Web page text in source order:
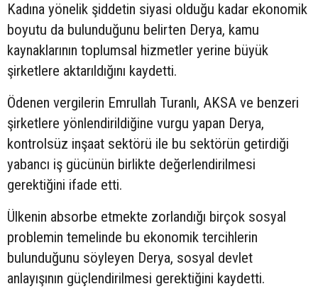
Kadına yönelik şiddetin siyasi olduğu kadar ekonomik
boyutu da bulunduğunu belirten Derya, kamu
kaynaklarının toplumsal hizmetler yerine büyük
şirketlere aktarıldığını kaydetti.
Ödenen vergilerin Emrullah Turanlı, AKSA ve benzeri
şirketlere yönlendirildiğine vurgu yapan Derya,
kontrolsüz inşaat sektörü ile bu sektörün getirdiği
yabancı iş gücünün birlikte değerlendirilmesi
gerektiğini ifade etti.
Ülkenin absorbe etmekte zorlandığı birçok sosyal
problemin temelinde bu ekonomik tercihlerin
bulunduğunu söyleyen Derya, sosyal devlet
anlayışının güçlendirilmesi gerektiğini kaydetti.